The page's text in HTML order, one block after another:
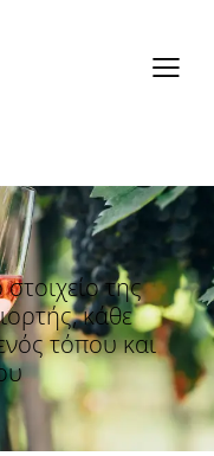
της
κάθε
τόπου και